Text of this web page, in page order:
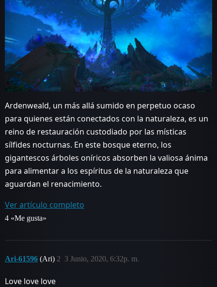
Ardenweald, un más allá sumido en perpetuo ocaso
para quienes están conectados con la naturaleza, es un
reino de restauración custodiado por las místicas
sílfides nocturnas. En este bosque eterno, los
gigantescos árboles oníricos absorben la valiosa ánima
para alimentar a los espíritus de la naturaleza que
aguardan el renacimiento.
Ver artículo completo
4 «Me gusta»
Ari-61596 (Ari) 3 Junio, 2020, 6:32p. m.
2
Love love love